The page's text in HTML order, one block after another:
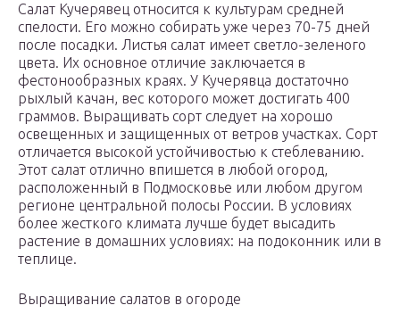
Салат Кучерявец относится к культурам средней
спелости. Его можно собирать уже через 70-75 дней
после посадки. Листья салат имеет светло-зеленого
цвета. Их основное отличие заключается в
фестонообразных краях. У Кучерявца достаточно
рыхлый качан, вес которого может достигать 400
граммов. Выращивать сорт следует на хорошо
освещенных и защищенных от ветров участках. Сорт
отличается высокой устойчивостью к стеблеванию.
Этот салат отлично впишется в любой огород,
расположенный в Подмосковье или любом другом
регионе центральной полосы России. В условиях
более жесткого климата лучше будет высадить
растение в домашних условиях: на подоконник или в
теплице.
Выращивание салатов в огороде